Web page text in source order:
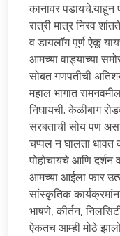
कानावर
रात्री मात्र निरव
व डायलॉग पूर्ण ऐकू
आमच्या वाड्याच्या
सोबत गणपतीची
महाल भागात
निघायची. केळीबाग
सरबताची सोय पण
चप्पल न घालता धावत
पोहोचायचे आणि
आमच्या आईला फार
सांस्कृतिक
भाषणे, कीर्तन,
ऐकतच आम्ही मोठे झालो